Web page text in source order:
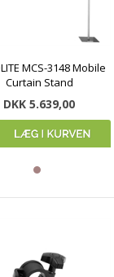
MCS-3148 Mobile
Curtain Stand
DKK 5.639,00